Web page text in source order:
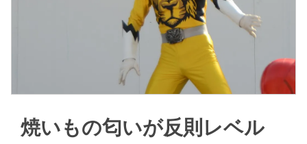
焼いもの匂いが反則レベル